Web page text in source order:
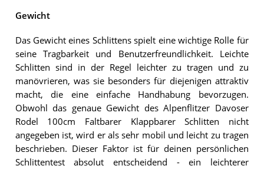
Gewicht
Das Gewicht eines Schlittens spielt eine wichtige Rolle für
seine Tragbarkeit und Benutzerfreundlichkeit. Leichte
Schlitten sind in der Regel leichter zu tragen und zu
manövrieren, was sie besonders für diejenigen attraktiv
macht, die eine einfache Handhabung bevorzugen.
Obwohl das genaue Gewicht des Alpenflitzer Davoser
Rodel 100cm Faltbarer Klappbarer Schlitten nicht
angegeben ist, wird er als sehr mobil und leicht zu tragen
beschrieben. Dieser Faktor ist für deinen persönlichen
Schlittentest absolut entscheidend - ein leichterer